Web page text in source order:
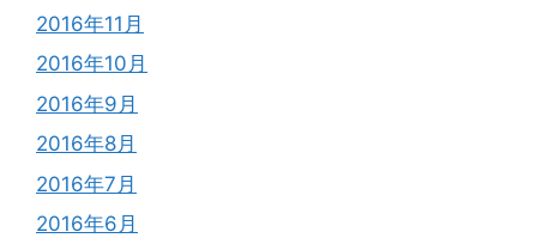
2016年11月
2016年10月
2016年9月
2016年8月
2016年7月
2016年6月